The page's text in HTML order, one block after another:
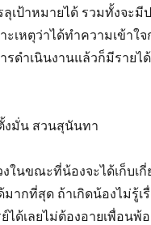
ลุเป้าหมายได้ รวมทั้งจะ
ะเหตุว่าได้ทำความเข้าใ
รดำเนินงานแล้วก็มีรายไ
งมั่น สวนสุนันทา
งในขณะที่น้องจะได้เก็บเ
มากที่สุด ถ้าเกิดน้องไม่รู้เ
ได้เลยไม่ต้องอายเพื่อนพ้อ